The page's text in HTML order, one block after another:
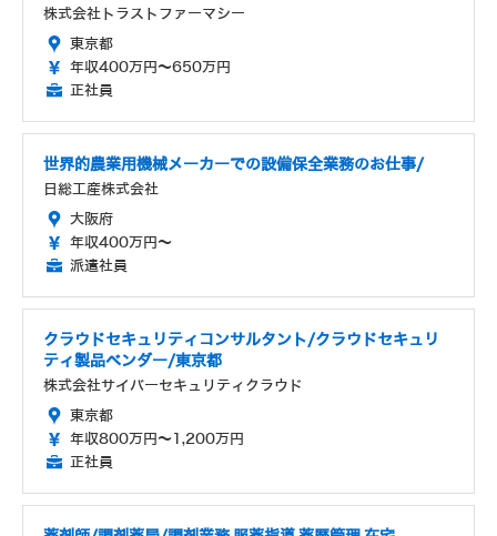
株式会社トラストファーマシー
東京都
年収400万円～650万円
正社員
世界的農業用機械メーカーでの設備保全業務のお仕事/
日総工産株式会社
大阪府
年収400万円～
派遣社員
クラウドセキュリティコンサルタント/クラウドセキュリ
ティ製品ベンダー/東京都
株式会社サイバーセキュリティクラウド
東京都
年収800万円～1,200万円
正社員